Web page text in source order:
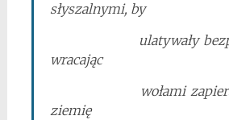
słyszalnymi, by
ulatywały
wracając
wołami
ziemię